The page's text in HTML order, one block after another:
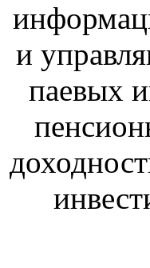
и
паевых